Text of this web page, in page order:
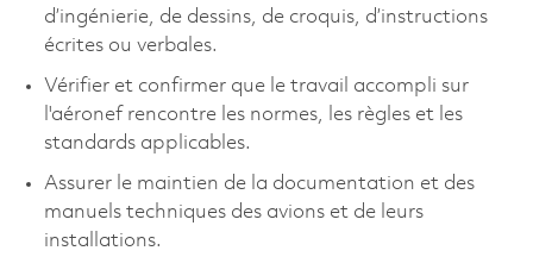
d’ingénierie, de dessins, de croquis, d’instructions
écrites ou verbales.
Vérifier et confirmer que le travail accompli sur
l'aéronef rencontre les normes, les règles et les
standards applicables.
Assurer le maintien de la documentation et des
manuels techniques des avions et de leurs
installations.